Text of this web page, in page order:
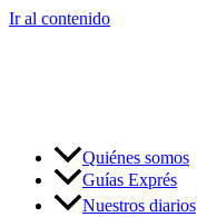
Ir al contenido
Quiénes somos
Guías Exprés
Nuestros diarios